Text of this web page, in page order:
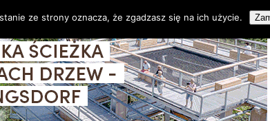
ze strony oznacza, że zgadzasz się na ich użycie.